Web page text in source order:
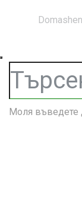
Моля въведете